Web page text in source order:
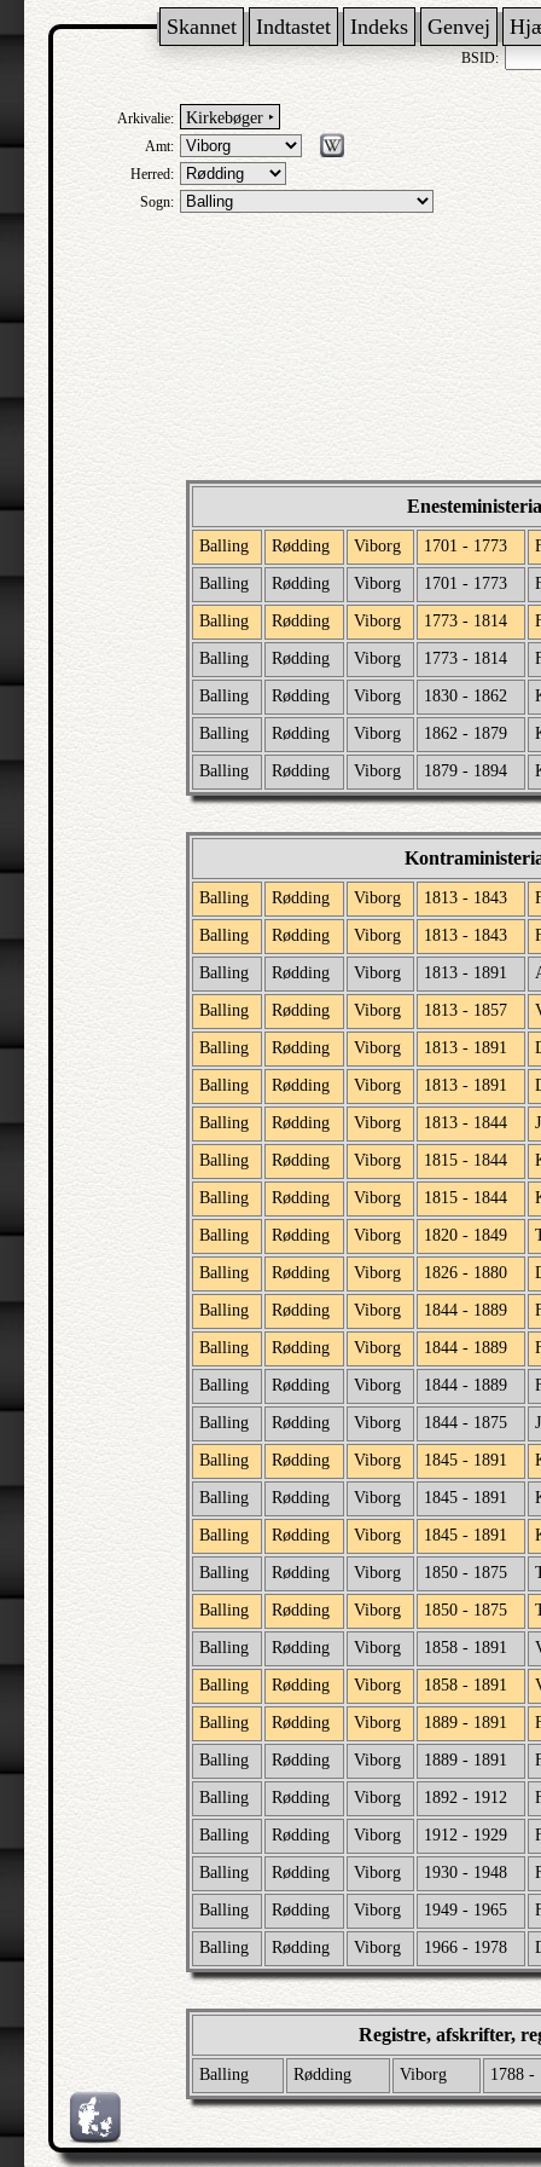
Skannet Indtastet Indeks Genvej
BSID:
Arkivalie: Kirkebøger ‣
Amt:
Herred:
Sogn:
Balling Rødding Viborg 1701 - 1773
Balling Rødding Viborg 1701 - 1773
Balling Rødding Viborg 1773 - 1814
Balling Rødding Viborg 1773 - 1814
Balling Rødding Viborg 1830 - 1862
Balling Rødding Viborg 1862 - 1879
Balling Rødding Viborg 1879 - 1894
Balling Rødding Viborg 1813 - 1843
Balling Rødding Viborg 1813 - 1843
Balling Rødding Viborg 1813 - 1891
Balling Rødding Viborg 1813 - 1857
Balling Rødding Viborg 1813 - 1891
Balling Rødding Viborg 1813 - 1891
Balling Rødding Viborg 1813 - 1844
Balling Rødding Viborg 1815 - 1844
Balling Rødding Viborg 1815 - 1844
Balling Rødding Viborg 1820 - 1849
Balling Rødding Viborg 1826 - 1880
Balling Rødding Viborg 1844 - 1889
Balling Rødding Viborg 1844 - 1889
Balling Rødding Viborg 1844 - 1889
Balling Rødding Viborg 1844 - 1875
Balling Rødding Viborg 1845 - 1891
Balling Rødding Viborg 1845 - 1891
Balling Rødding Viborg 1845 - 1891
Balling Rødding Viborg 1850 - 1875
Balling Rødding Viborg 1850 - 1875
Balling Rødding Viborg 1858 - 1891
Balling Rødding Viborg 1858 - 1891
Balling Rødding Viborg 1889 - 1891
Balling Rødding Viborg 1889 - 1891
Balling Rødding Viborg 1892 - 1912
Balling Rødding Viborg 1912 - 1929
Balling Rødding Viborg 1930 - 1948
Balling Rødding Viborg 1949 - 1965
Balling Rødding Viborg 1966 - 1978
Registre, afskrifter,
Balling Rødding Viborg 1788 -